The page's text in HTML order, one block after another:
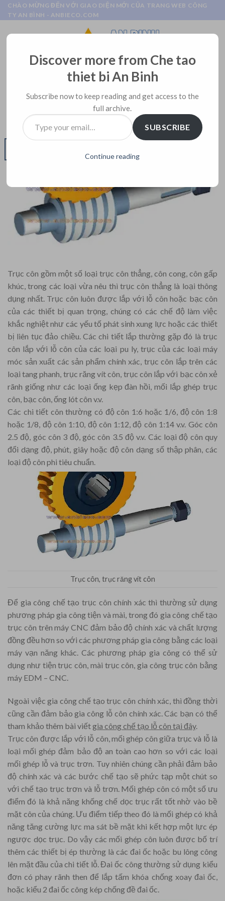
Skip
to
CHÀO MỪNG ĐẾN VỚI GIAO DIỆN MỚI CỦA TRANG WEB CÔNG
TY AN BÌNH - ANBIECO.COM
BLOG
Gia công chế tạo trục côn chính xác
POSTED ONJUNE 5, 2017 TIEN TRAN
Trục côn gồm một số loại trục côn thẳng, côn cong, côn gấp
khúc, trong các loại vừa nêu thì trục côn thẳng là loại thông
dụng nhất. Trục côn luôn được lắp với lỗ côn hoặc bạc côn
của các thiết bị quan trọng, chúng có các chế độ làm việc
khắc nghiệt như các yếu tố phát sinh xung lực hoặc các thiết
bị liên tục đảo chiều. Các chi tiết lắp thường gặp đó là trục
côn lắp với lỗ côn của các loại pu ly, trục của các loại máy
móc sản xuất các sản phẩm chính xác, trục côn lắp trên các
loại tang phanh, trục răng vít côn, trục côn lắp với bạc côn xẻ
rãnh giống như các loại ống kẹp đàn hồi, mối lắp ghép trục
côn, bạc côn, ống lót côn v.v.
Các chi tiết côn thường có độ côn 1:6 hoặc 1/6, độ côn 1:8
hoặc 1/8, độ côn 1:10, độ côn 1:12, độ côn 1:14 v.v. Góc côn
2.5 độ, góc côn 3 độ, góc côn 3.5 độ v.v. Các loại độ côn quy
đổi dạng độ, phút, giây hoặc độ côn dạng số thập phân, các
loại độ côn phi tiêu chuẩn.
Trục côn, trục răng vít côn
Để gia công chế tạo trục côn chính xác thì thường sử dụng
phương pháp gia công tiện và mài, trong đó gia công chế tạo
trục côn trên máy CNC đảm bảo độ chính xác và chất lượng
đồng đều hơn so với các phương pháp gia công bằng các loại
máy vạn năng khác. Các phương pháp gia công có thể sử
dụng như tiện trục côn, mài trục côn, gia công trục côn bằng
máy EDM – CNC.
Ngoài việc gia công chế tạo trục côn chính xác, thì đồng thời
cũng cần đảm bảo gia công lỗ côn chính xác. Các bạn có thể
tham khảo thêm bài viếtgia công chế tạo lỗ côn tại đây.
Trục côn được lắp với lỗ côn, mối ghép côn giữa trục và lỗ là
loại mối ghép đảm bảo độ an toàn cao hơn so với các loại
mối ghép lỗ và trục trơn. Tuy nhiên chúng cần phải đảm bảo
độ chính xác và các bước chế tạo sẽ phức tạp một chút so
với chế tạo trục trơn và lỗ trơn. Mối ghép côn có một số ưu
điểm đó là khả năng khống chế dọc trục rất tốt nhờ vào bề
mặt côn của chúng. Ưu điểm tiếp theo đó là mối ghép có khả
năng tăng cường lực ma sát bề mặt khi kết hợp một lực ép
ngược dọc trục. Do vậy các mối ghép côn luôn được bố trí
thêm các thiết bị ép thường là các đai ốc hoặc bu lông công
lên mặt đầu của chi tiết lỗ. Đai ốc công thường sử dụng kiểu
đơn có phay rãnh then để lắp tấm khóa chống xoay đai ốc,
hoặc kiểu 2 đai ốc công kép chống đề đai ốc.
Discover more from Che tao
thiet bi An Binh
Subscribe now to keep reading and get access to the
full archive.
Type
your
email…
SUBSCRIBE
Continue reading